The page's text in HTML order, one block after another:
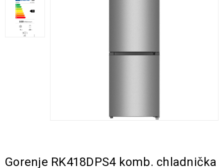
Gorenje RK418DPS4 komb. chladnička